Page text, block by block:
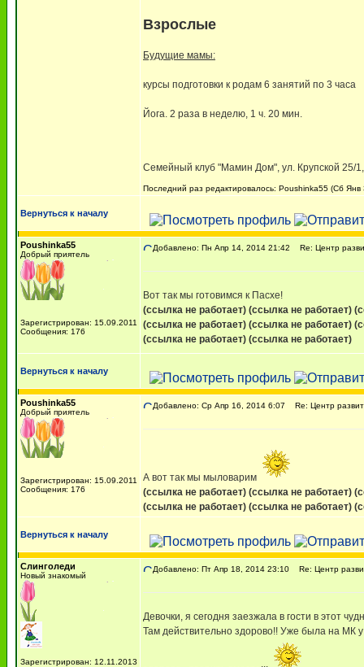
Взрослые
Будущие мамы:
курсы подготовки к родам 6 занятий по 3 часа
Йога. 2 раза в неделю, 1 ч. 20 мин.
Семейный клуб "Мамин Дом", ул. Крупской 25/
Последний раз редактировалось: Poushinka55 (Сб
Вернуться к началу
Poushinka55
Добрый приятель
Зарегистрирован: 15.09.2011
Сообщения: 176
Добавлено: Пн Апр 14, 2014 21:42 Re: Центр
Вот так мы готовимся к Пасхе!
(ссылка не работает) (ссылка не работает)
(ссылка не работает) (ссылка не работает)
(ссылка не работает) (ссылка не работает)
Вернуться к началу
Poushinka55
Добрый приятель
Зарегистрирован: 15.09.2011
Сообщения: 176
Добавлено: Ср Апр 16, 2014 6:07 Re: Центр
А вот так мы мыловарим
(ссылка не работает) (ссылка не работает)
(ссылка не работает) (ссылка не работает)
Вернуться к началу
Слинголеди
Новый знакомый
Зарегистрирован: 12.11.2013
Добавлено: Пт Апр 18, 2014 23:10 Re: Центр
Девочки, я сегодня заезжала в гости в этот
Там действительно здорово!! Уже была на МК